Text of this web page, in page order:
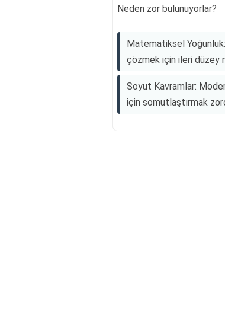
Neden zor bulunuyorlar?
Matematiksel
çözmek için ileri düzey
Soyut Kavramlar:
için somutlaştırmak